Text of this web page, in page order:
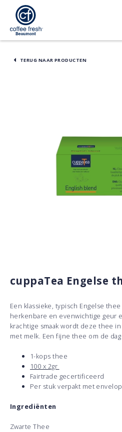
TERUG NAAR PRODUCTEN
cuppaTea Engelse
Een klassieke, typisch Engelse
herkenbare en evenwichtige geur
krachtige smaak wordt deze thee
met melk. Een fijne thee om de
1-kops thee
100 x 2gr
Fairtrade gecertificeerd
Per stuk verpakt met envelop
Ingrediënten
Zwarte Thee